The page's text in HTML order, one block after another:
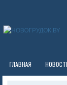
ГЛАВНАЯ